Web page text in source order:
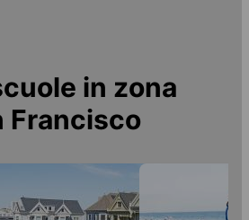
in zona
Francisco